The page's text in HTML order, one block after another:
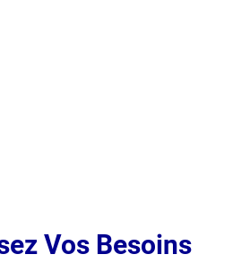
Vos Besoins